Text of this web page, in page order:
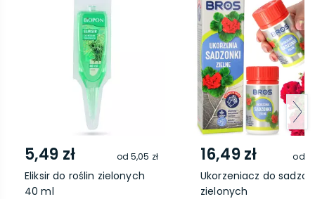
5,49 zł od5,05 zł
Eliksir do roślin zielonych
40 ml
16,49 zł od
Ukorzeniacz do
zielonych